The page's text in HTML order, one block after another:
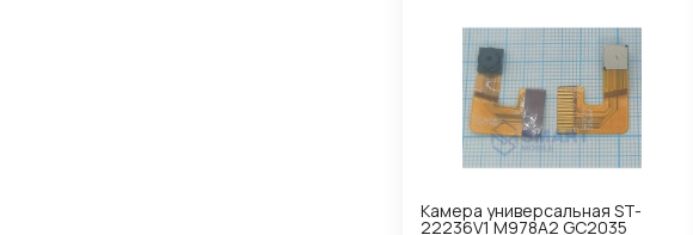
Камера универсальная ST-
22236V1 M978A2 GC2035